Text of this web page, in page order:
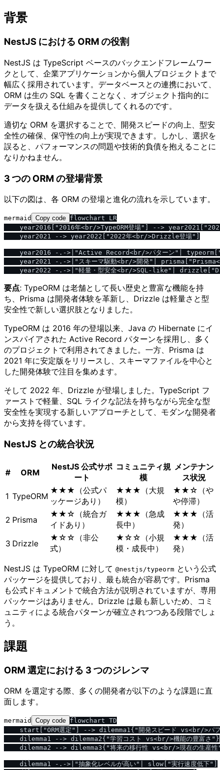
背景
NestJS における ORM の役割
NestJS は TypeScript ベースのバックエンドフレームワー
クとして、企業アプリケーションから個人プロジェクトまで
幅広く採用されています。データベースとの連携において、
ORM は生の SQL を書くことなく、オブジェクト指向的に
データを扱える仕組みを提供してくれるのです。
適切な ORM を選択することで、開発スピードの向上、型安
全性の確保、保守性の向上が実現できます。しかし、選択を
誤ると、パフォーマンスの問題や技術的負債を抱えることに
なりかねません。
3 つの ORM の登場背景
以下の図は、各 ORM の登場と進化の流れを示しています。
mermaid Copy code flowchart LR
year2016["2016年<br/>TypeORM登場"] -->
    year2021 --> year2022["2022年<br/>Drizzle登場"]
year2016 -.->|"Active Record<br/>パターン"|
year2021 -.->|"スキーマ駆動<br/>開発"|
要点: TypeORM は老舗として長い歴史と豊富な機能を持
ち、Prisma は開発者体験を革新し、Drizzle は軽量さと型
安全性で新しい選択肢となりました。
TypeORM は 2016 年の登場以来、Java の Hibernate にイ
ンスパイアされた Active Record パターンを採用し、多く
のプロジェクトで利用されてきました。一方、Prisma は
2021 年に安定版をリリースし、スキーマファイルを中心と
した開発体験で注目を集めます。
そして 2022 年、Drizzle が登場しました。TypeScript フ
ァーストで軽量、SQL ライクな記法を持ちながら完全な型
安全性を実現する新しいアプローチとして、モダンな開発者
から支持を得ています。
NestJS との統合状況
# ORM
NestJS 公式サポ
ート
コミュニティ規
模
メンテナン
ス状況
1 TypeORM
★★★（公式パ
ッケージあり）
★★★（大規
模）
★★☆（や
や停滞）
2 Prisma
★★☆（統合ガ
イドあり）
★★★（急成
長中）
★★★（活
発）
3 Drizzle
★☆☆（非公
式）
★☆☆（小規
模・成長中）
★★★（活
発）
NestJS は TypeORM に対して @nestjs​/​typeorm という公式
パッケージを提供しており、最も統合が容易です。Prisma
も公式ドキュメントで統合方法が説明されていますが、専用
パッケージはありません。Drizzle は最も新しいため、コミ
ュニティによる統合パターンが確立されつつある段階でしょ
う。
課題
ORM 選定における 3 つのジレンマ
ORM を選定する際、多くの開発者が以下のような課題に直
面します。
mermaid Copy code flowchart TD
start["ORM選定"] --> dilemma1{"開発スピード vs<br/>パフ
    dilemma1 --> dilemma2{"学習コスト vs<br/>機能の豊富さ"}
dilemma2 --> dilemma3{"将来の移行性 vs<br/>現在の生産性
    dilemma1 -.->|"抽象化レベルが高い"| slow["実行速度低下"]